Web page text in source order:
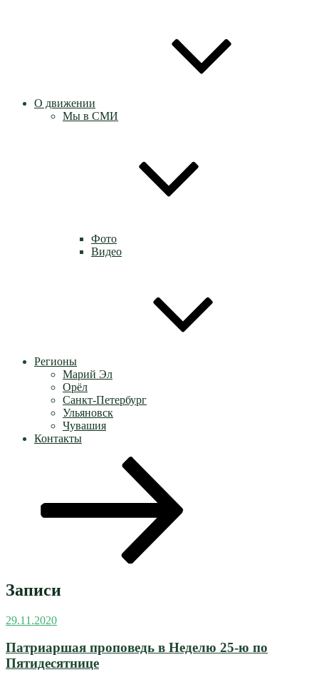
О движении
Мы в СМИ
Фото
Видео
Регионы
Марий Эл
Орёл
Санкт-Петербург
Ульяновск
Чувашия
Контакты
Записи
Опубликовано
29.11.2020
Патриаршая проповедь в Неделю 25-ю по
Пятидесятнице